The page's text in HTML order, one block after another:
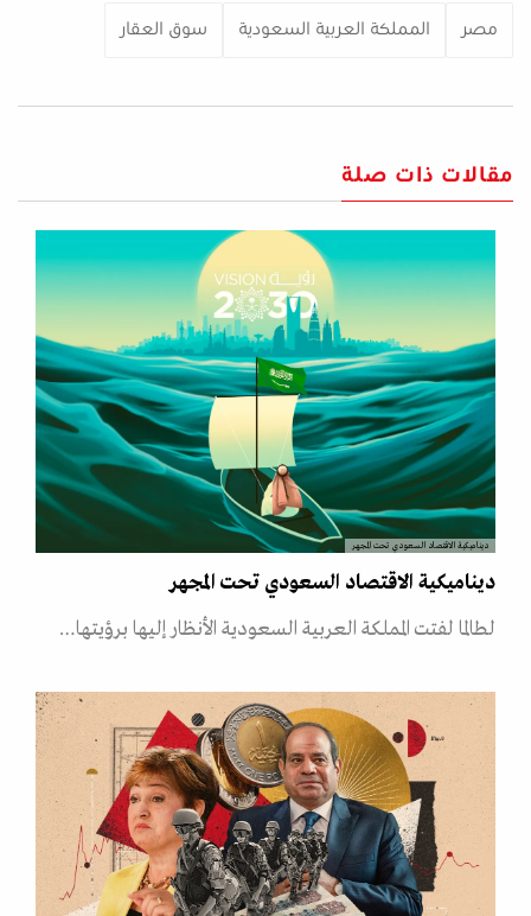
مصر المملكة العربية السعودية سوق العقار
مقالات ذات صلة
ديناميكية الاقتصاد السعودي تحت المجهر
ديناميكية الاقتصاد السعودي تحت المجهر
لطالما لفتت المملكة العربية السعودية الأنظار إليها برؤيتها…